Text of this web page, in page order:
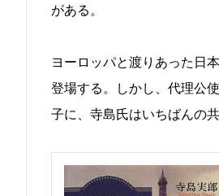
がある。
ヨーロッパと渡りあった日
登場する。しかし、代理公
子に、寺島氏はいちばんの